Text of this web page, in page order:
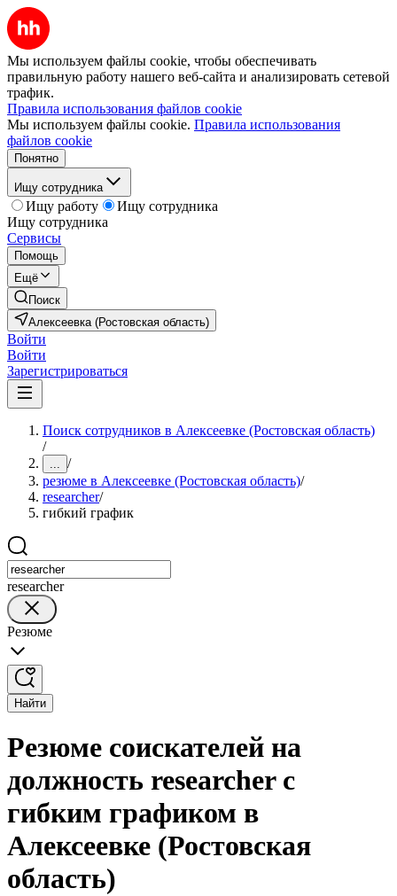
Мы используем файлы cookie, чтобы обеспечивать
правильную работу нашего веб-сайта и анализировать сетевой
трафик.
Правила использования файлов cookie
Мы используем файлы cookie. Правила использования
файлов cookie
Понятно
Ищу сотрудника
Ищу работу
Ищу сотрудника
Ищу сотрудника
Сервисы
Помощь
Ещё
Поиск
Алексеевка (Ростовская область)
Войти
Войти
Зарегистрироваться
Поиск сотрудников в Алексеевке (Ростовская область)
/
... /
резюме в Алексеевке (Ростовская область)/
researcher/
гибкий график
researcher
Резюме
Найти
Резюме соискателей на
должность researcher с
гибким графиком в
Алексеевке (Ростовская
область)